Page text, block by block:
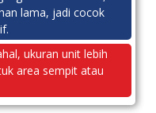
lama, jadi cocok
ukuran unit lebih
area sempit atau